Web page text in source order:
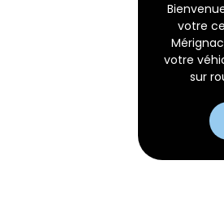
votre
votre
sur